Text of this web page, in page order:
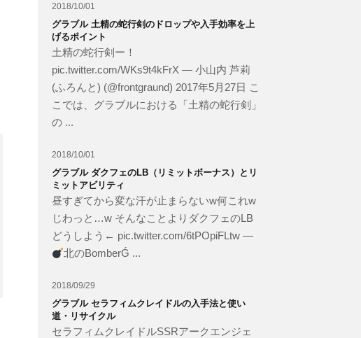
2018/10/01
グラブル 土精の蛇行剣のドロップや入手効率を上
げるポイント
土精の蛇行剣ー！
pic.twitter.com/WKs9t4kFrX — 小山内 芦莉
(ふろんと) (@frontgraund) 2017年5月27日 こ
こでは、グラブルにおける「土精の蛇行剣」
の ...
2018/10/01
グラブル ダクフェのLB（リミットボーナス）とリ
ミットアビリティ
昼すぎてから変な汗が止まらないw何これw
じわっと…w そんなことよりダクフェのLB
どうしよう← pic.twitter.com/6tPOpiFLtw —
北のBomberǴ ...
2018/09/29
グラブル セラフィムクレイドルの入手法と使い
道・リサイクル
セラフィムクレイドルSSRアークエンジェ